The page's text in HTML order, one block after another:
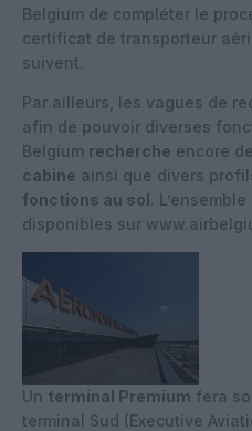
Belgium de compléter le
certificat de transporteur
suivent.
Par ailleurs, les vagues de
afin de pouvoir diverses
Belgium recherche encore
cabine ainsi que divers
fonctions au sol.
disponibles sur
Un terminal Premium fera
terminal Sud (Executive